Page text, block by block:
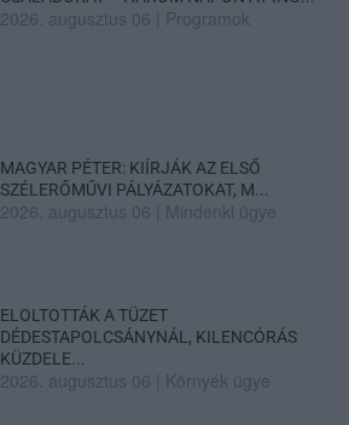
2026. augusztus 06 Programok
MAGYAR PÉTER: KIÍRJÁK AZ ELSŐ
SZÉLERŐMŰVI PÁLYÁZATOKAT, M...
2026. augusztus 06 Mindenki ügye
ELOLTOTTÁK A TÜZET
DÉDESTAPOLCSÁNYNÁL, KILENCÓRÁS
KÜZDELE...
2026. augusztus 06 Környék ügye